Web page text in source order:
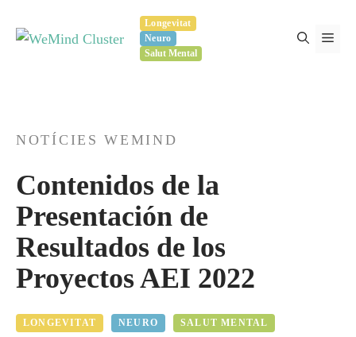
Longevitat
Neuro
Salut Mental
NOTÍCIES WEMIND
Contenidos de la
Presentación de
Resultados de los
Proyectos AEI 2022
LONGEVITAT NEURO SALUT MENTAL